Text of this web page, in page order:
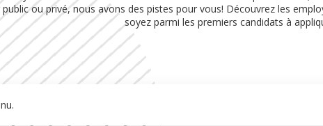
public ou privé, nous avons des pistes pour vous! Découvrez les
soyez parmi les premiers candidats à